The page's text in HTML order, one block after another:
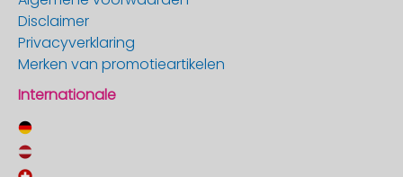
Disclaimer
Privacyverklaring
Merken van promotieartikelen
Internationale